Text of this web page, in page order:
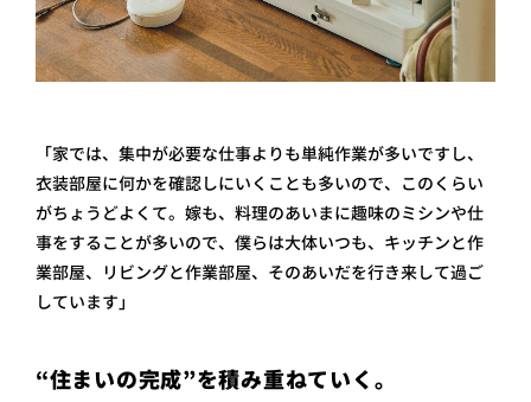
「家では、集中が必要な仕事よりも単純作業が多いですし、
衣装部屋に何かを確認しにいくことも多いので、このくらい
がちょうどよくて。嫁も、料理のあいまに趣味のミシンや仕
事をすることが多いので、僕らは大体いつも、キッチンと作
業部屋、リビングと作業部屋、そのあいだを行き来して過ご
しています」
“住まいの完成”を積み重ねていく。